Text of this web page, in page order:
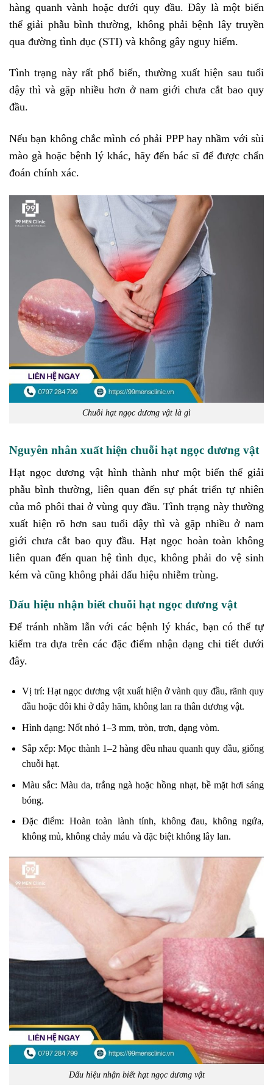
hàng quanh vành hoặc dưới quy đầu. Đây là một biến
thể giải phẫu bình thường, không phải bệnh lây truyền
qua đường tình dục (STI) và không gây nguy hiểm.
Tình trạng này rất phổ biến, thường xuất hiện sau tuổi
dậy thì và gặp nhiều hơn ở nam giới chưa cắt bao quy
đầu.
Nếu bạn không chắc mình có phải PPP hay nhầm với sùi
mào gà hoặc bệnh lý khác, hãy đến bác sĩ để được chẩn
đoán chính xác.
Chuỗi hạt ngọc dương vật là gì
Nguyên nhân xuất hiện chuỗi hạt ngọc dương vật
Hạt ngọc dương vật hình thành như một biến thể giải
phẫu bình thường, liên quan đến sự phát triển tự nhiên
của mô phôi thai ở vùng quy đầu. Tình trạng này thường
xuất hiện rõ hơn sau tuổi dậy thì và gặp nhiều ở nam
giới chưa cắt bao quy đầu. Hạt ngọc hoàn toàn không
liên quan đến quan hệ tình dục, không phải do vệ sinh
kém và cũng không phải dấu hiệu nhiễm trùng.
Dấu hiệu nhận biết chuỗi hạt ngọc dương vật
Để tránh nhầm lẫn với các bệnh lý khác, bạn có thể tự
kiểm tra dựa trên các đặc điểm nhận dạng chi tiết dưới
đây.
Vị trí: Hạt ngọc dương vật xuất hiện ở vành quy đầu, rãnh quy
đầu hoặc đôi khi ở dây hãm, không lan ra thân dương vật.
Hình dạng: Nốt nhỏ 1–3 mm, tròn, trơn, dạng vòm.
Sắp xếp: Mọc thành 1–2 hàng đều nhau quanh quy đầu, giống
chuỗi hạt.
Màu sắc: Màu da, trắng ngà hoặc hồng nhạt, bề mặt hơi sáng
bóng.
Đặc điểm: Hoàn toàn lành tính, không đau, không ngứa,
không mủ, không chảy máu và đặc biệt không lây lan.
Dấu hiệu nhận biết hạt ngọc dương vật